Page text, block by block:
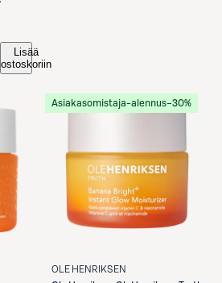
Lisää
ostoskoriin
Asiakasomistaja-alennus−30%
OLE HENRIKSEN